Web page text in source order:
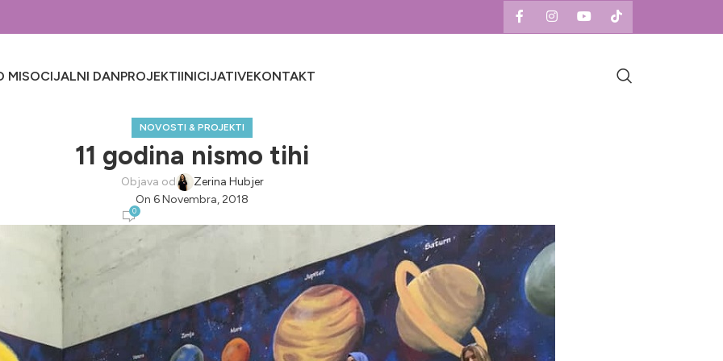
MISOCIJALNI DANPROJEKTIINICIJATIVEKONTAKT
NOVOSTI & PROJEKTI
11 godina nismo tihi
Objava od
Zerina Hubjer
On 6 Novembra, 2018
0